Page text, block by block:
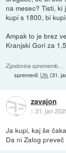
na mesec? Tisti,
kupi s 1800, bi
Ampak to je brez
Kranjski Gori za
Zgodovina sprememb…
spremenil: Utk (31.
zavajon
::31. jan
Ja kupi, kaj še
Da ni Zalog